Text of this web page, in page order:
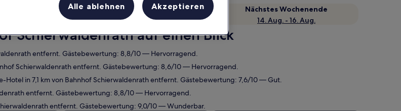
Dieses Wochenende
7. Aug. - 9. Aug.
Nächstes Wochenende
14. Aug. - 16. Aug.
Schierwaldenrath auf einen Blick
entfernt. Gästebewertung: 8,8/10 — Hervorragend.
Schierwaldenrath entfernt. Gästebewertung: 8,6/10 — Hervorragend.
in 7,1 km von Bahnhof Schierwaldenrath entfernt. Gästebewertung: 7,6/10 — Gut.
entfernt. Gästebewertung: 8,8/10 — Hervorragend.
entfernt. Gästebewertung: 9,0/10 — Wunderbar.
Alle ablehnen Akzeptieren